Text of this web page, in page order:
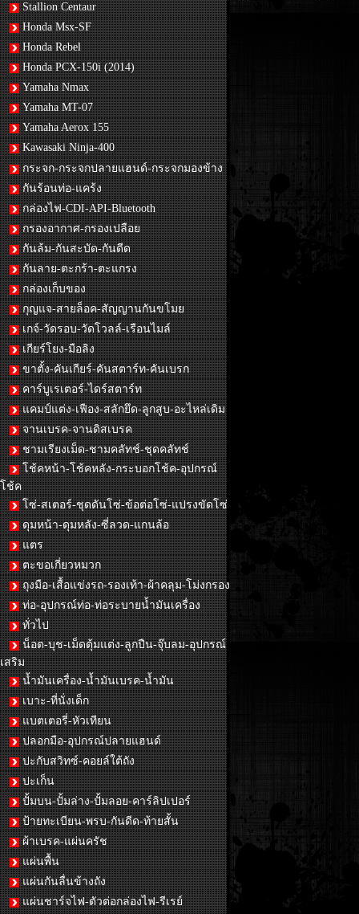
Stallion Centaur
Honda Msx-SF
Honda Rebel
Honda PCX-150i (2014)
Yamaha Nmax
Yamaha MT-07
Yamaha Aerox 155
Kawasaki Ninja-400
กระจก-กระจกปลายแฮนด์-กระจกมองข้าง
กันร้อนท่อ-แคร้ง
กล่องไฟ-CDI-API-Bluetooth
กรองอากาศ-กรองเปลือย
กันล้ม-กันสะบัด-กันดีด
กันลาย-ตะกร้า-ตะแกรง
กล่องเก็บของ
กุญแจ-สายล็อค-สัญญานกันขโมย
เกจ์-วัดรอบ-วัดโวลล์-เรือนไมล์
เกียร์โยง-มือลิง
ขาตั้ง-คันเกียร์-คันสตาร์ท-คันเบรก
คาร์บูเรเตอร์-ไดร์สตาร์ท
แคมป์แต่ง-เฟือง-สลักยึด-ลูกสูบ-อะไหล่เดิม
จานเบรค-จานดิสเบรค
ชามเรียงเม็ด-ชามคลัทช์-ชุดคลัทช์
โช้คหน้า-โช้คหลัง-กระบอกโช้ค-อุปกรณ์
โช้ค
โซ่-สเตอร์-ชุดดันโซ่-ข้อต่อโซ่-แปรงขัดโซ่
ดุมหน้า-ดุมหลัง-ซี่ลวด-แกนล้อ
แตร
ตะขอเกี่ยวหมวก
ถุงมือ-เสื้อแข่งรถ-รองเท้า-ผ้าคลุม-โม่งกรอง
ท่อ-อุปกรณ์ท่อ-ท่อระบายน้ำมันเครื่อง
ทั่วไป
น็อต-บุช-เม็ดตุ้มแต่ง-ลูกปืน-จุ๊บลม-อุปกรณ์
เสริม
น้ำมันเครื่อง-น้ำมันเบรค-น้ำมัน
เบาะ-ที่นั่งเด็ก
แบตเตอรี่-หัวเทียน
ปลอกมือ-อุปกรณ์ปลายแฮนด์
ปะกับสวิทซ์-คอยล์ใต้ถัง
ปะเก็น
ปั้มบน-ปั้มล่าง-ปั้มลอย-คาร์ลิปเปอร์
ป้ายทะเบียน-พรบ-กันดีด-ท้ายสั้น
ผ้าเบรค-แผ่นครัช
แผ่นพื้น
แผ่นกันลื่นข้างถัง
แผ่นชาร์จไฟ-ตัวต่อกล่องไฟ-รีเรย์